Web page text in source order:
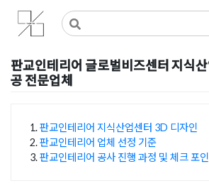
Skip
content
사무실인테리어 디자인 공사 비용견적 플
사무실인테리어 916
판교인테리어 글로벌비즈센터 지식
공 전문업체
목차
판교인테리어 지식산업센터 3D 디자인
판교인테리어 업체 선정 기준
판교인테리어 공사 진행 과정 및 체크 포